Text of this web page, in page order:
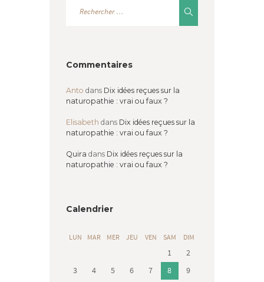
Commentaires
Anto dans Dix idées reçues sur la
naturopathie : vrai ou faux ?
Elisabeth dans Dix idées reçues sur la
naturopathie : vrai ou faux ?
Quira dans Dix idées reçues sur la
naturopathie : vrai ou faux ?
Calendrier
LUN MAR MER JEU VEN SAM DIM
1
2
3
4 5 6 7 8
9